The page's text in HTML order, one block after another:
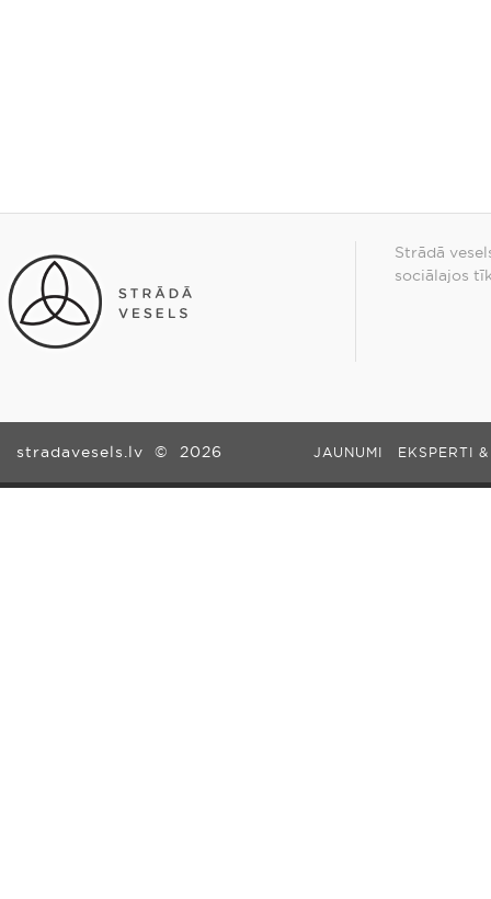
Strādā
sociālajos
stradavesels.lv © 2026 JAUNUMI EKSPERTI